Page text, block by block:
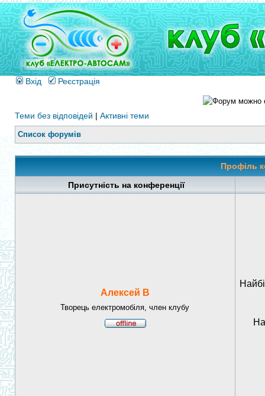
Вхід Реєстрація
Теми без відповідей | Активні теми
Список форумів
Профіль
Присутність на конференції
Алексей В
Творець електромобіля, член клубу